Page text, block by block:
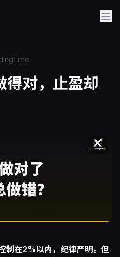
得对，止盈却
制在2%以内，纪律严明。但